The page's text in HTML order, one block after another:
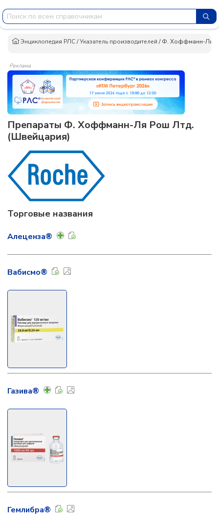
Энциклопедия РЛС/Указатель производителей /Ф. Хоффманн-Ля
Реклама
Препараты Ф. Хоффманн-Ля Рош Лтд.
(Швейцария)
Торговые названия
Алеценза®
Вабисмо®
Газива®
Гемлибра®